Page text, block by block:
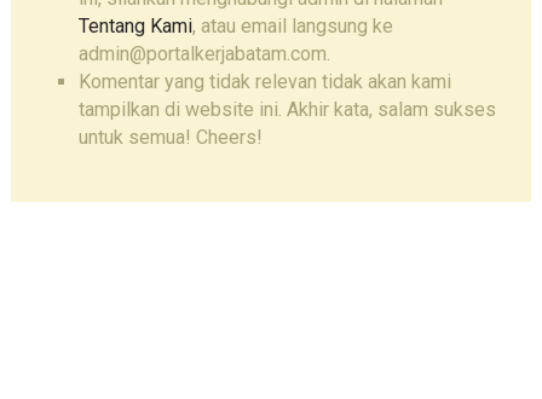
Tentang Kami, atau email langsung ke
admin@portalkerjabatam.com.
Komentar yang tidak relevan tidak akan kami
tampilkan di website ini. Akhir kata, salam sukses
untuk semua! Cheers!